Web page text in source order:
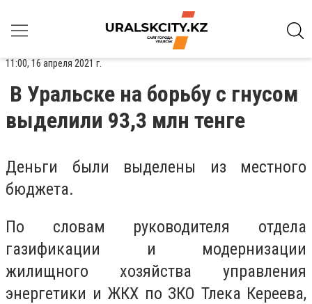
11:00, 16 апреля 2021 г.
В Уральске на борьбу с гнусом
выделили 93,3 млн тенге
Деньги были выделены из местного
бюджета.
По словам руководителя отдела
газификации и модернизации
жилищного хозяйства управления
энергетики и ЖКХ по ЗКО Тлека Кереева,